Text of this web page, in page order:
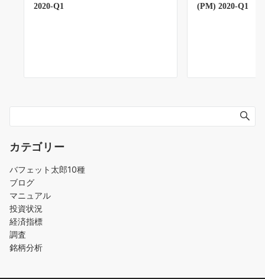
2020-Q1
(PM) 2020-Q1
カテゴリー
バフェット太郎10種
ブログ
マニュアル
投資状況
経済指標
調査
銘柄分析